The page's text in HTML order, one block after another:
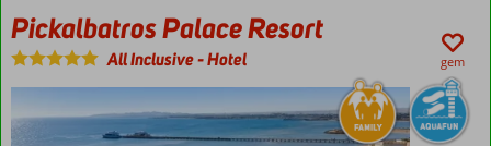
med
plads til
4
Pickalbatros Palace Resort
All Inclusive-Hotel gem